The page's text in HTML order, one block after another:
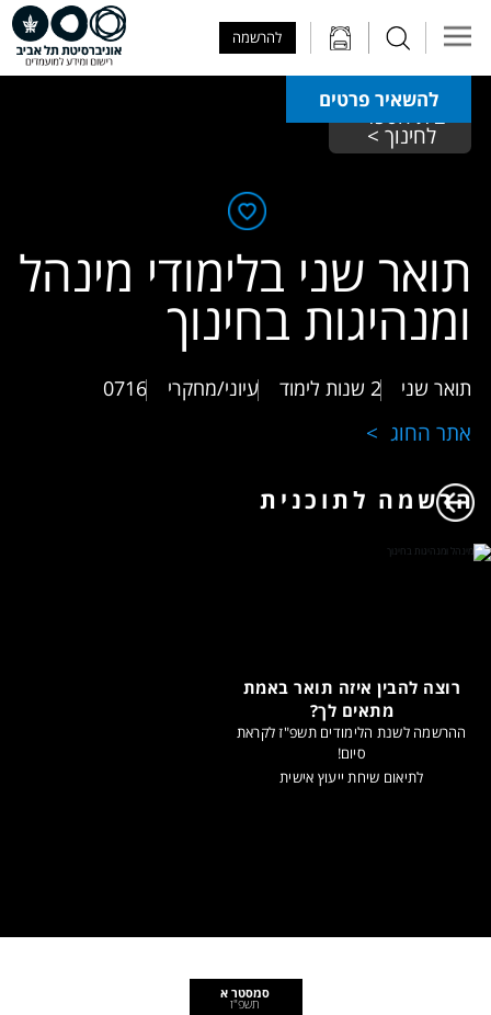
להרשמה
להשאיר פרטים
בית הספר
לחינוך >
תואר שני בלימודי מינהל
ומנהיגות בחינוך
תואר שני 2 שנות לימוד עיוני/מחקרי 0716
אתר החוג
הרשמה לתוכנית
רוצה להבין איזה תואר באמת
מתאים לך?
ההרשמה לשנת הלימודים תשפ"ז לקראת
סיום!
לתיאום שיחת ייעוץ אישית
סמסטר א
תשפ"ז